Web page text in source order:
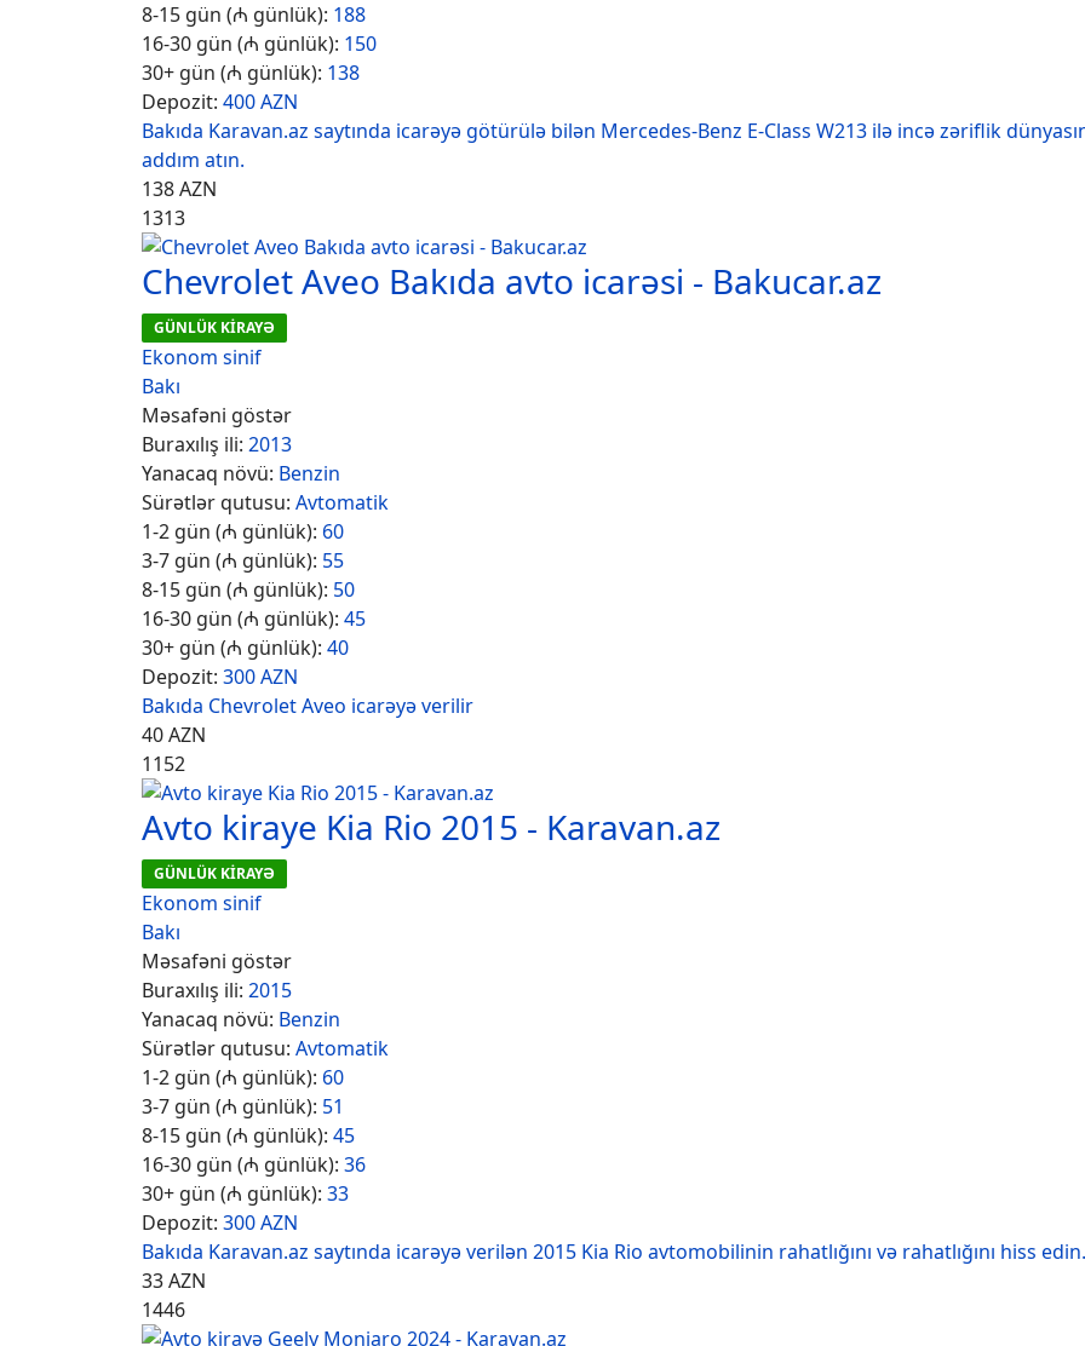
8-15 gün (₼ günlük): 188
16-30 gün (₼ günlük): 150
30+ gün (₼ günlük): 138
Depozit: 400 AZN
Bakıda Karavan.az saytında icarəyə götürülə bilən Mercedes-Benz E-Class W213 ilə incə zəriflik
addım atın.
138AZN
1313
Chevrolet Aveo Bakıda avto icarəsi - Bakucar.az
GÜNLÜK KİRAYƏ
Ekonom sinif
Bakı
Məsafəni göstər
Buraxılış ili: 2013
Yanacaq növü: Benzin
Sürətlər qutusu: Avtomatik
1-2 gün (₼ günlük): 60
3-7 gün (₼ günlük): 55
8-15 gün (₼ günlük): 50
16-30 gün (₼ günlük): 45
30+ gün (₼ günlük): 40
Depozit: 300 AZN
Bakıda Chevrolet Aveo icarəyə verilir
40AZN
1152
Avto kiraye Kia Rio 2015 - Karavan.az
GÜNLÜK KİRAYƏ
Ekonom sinif
Bakı
Məsafəni göstər
Buraxılış ili: 2015
Yanacaq növü: Benzin
Sürətlər qutusu: Avtomatik
1-2 gün (₼ günlük): 60
3-7 gün (₼ günlük): 51
8-15 gün (₼ günlük): 45
16-30 gün (₼ günlük): 36
30+ gün (₼ günlük): 33
Depozit: 300 AZN
Bakıda Karavan.az saytında icarəyə verilən 2015 Kia Rio avtomobilinin rahatlığını və rahatlığını hiss edin.
33AZN
1446